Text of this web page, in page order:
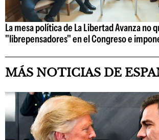
La mesa política de La Libertad Avanza no
"librepensadores" en el Congreso e
MÁS NOTICIAS DE